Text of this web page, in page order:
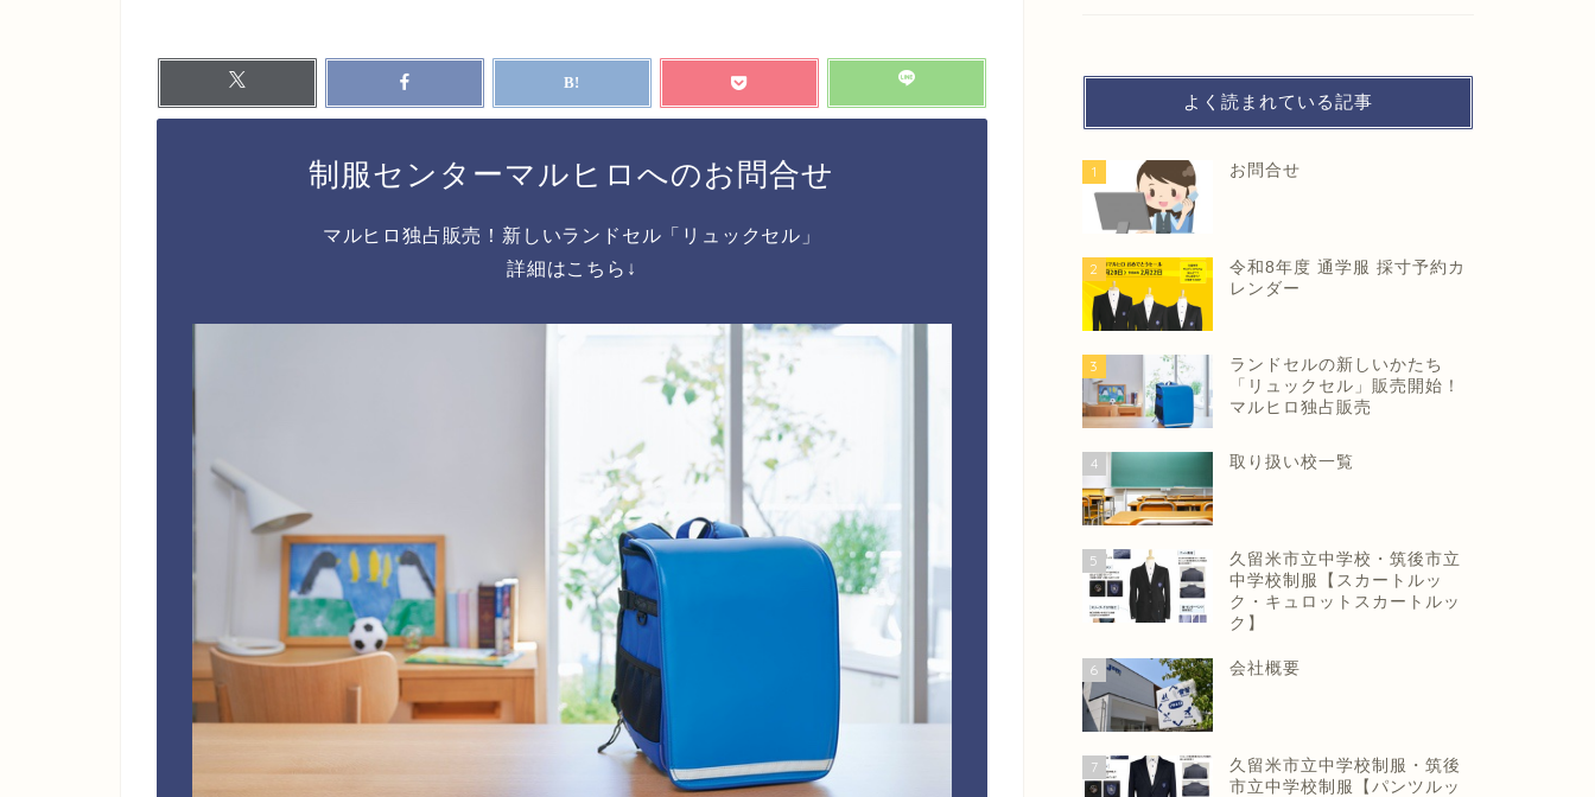
制服センターマルヒロへのお問合せ
マルヒロ独占販売！新しいランドセル「リュックセル」
詳細はこちら↓
よく読まれている記事
1 お問合せ
2
令和8年度 通学服 採寸予約カ
レンダー
3
ランドセルの新しいかたち
「リュックセル」販売開始！
マルヒロ独占販売
4 取り扱い校一覧
5
久留米市立中学校・筑後市立
中学校制服【スカートルッ
ク・キュロットスカートルッ
ク】
6 会社概要
7
久留米市立中学校制服・筑後
市立中学校制服【パンツルッ